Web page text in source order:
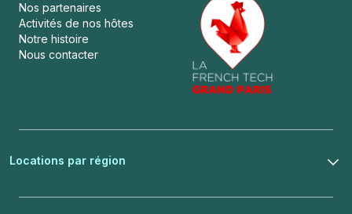
Nos partenaires
Activités de nos hôtes
Notre histoire
Nous contacter
Locations par région